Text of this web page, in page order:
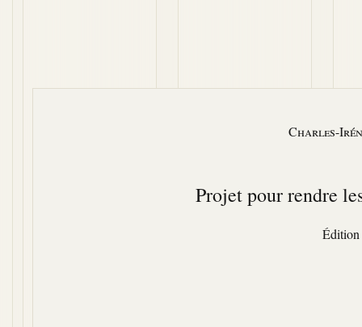
Charles-
Projet pour rendre